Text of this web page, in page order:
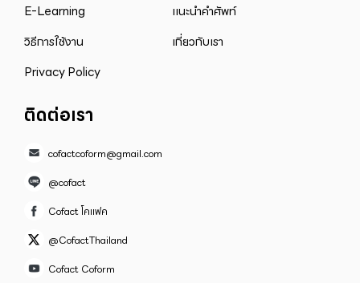
E-Learning
แนะนำคำศัพท์
วิธีการใช้งาน
เกี่ยวกับเรา
Privacy Policy
ติดต่อเรา
cofactcoform@gmail.com
@cofact
Cofact โคแฟค
@CofactThailand
Cofact Coform